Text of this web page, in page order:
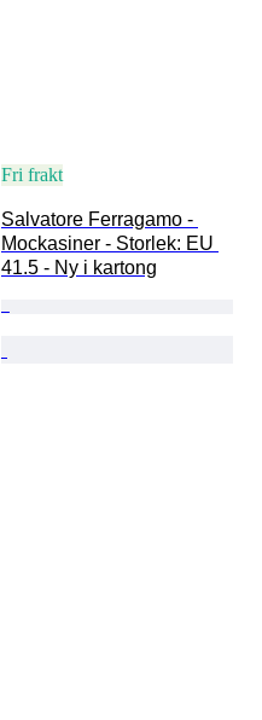
Fri frakt
Salvatore Ferragamo -
Mockasiner - Storlek: EU
41.5 - Ny i kartong